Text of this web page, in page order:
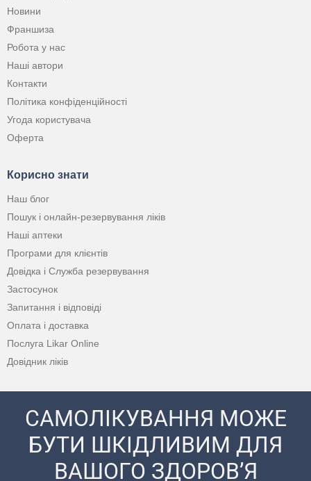
Новини
Франшиза
Робота у нас
Наші автори
Контакти
Політика конфіденційності
Угода користувача
Оферта
Корисно знати
Наш блог
Пошук і онлайн-резервування ліків
Наші аптеки
Програми для клієнтів
Довідка і Служба резервування
Застосунок
Запитання і відповіді
Оплата і доставка
Послуга Likar Online
Довідник ліків
САМОЛІКУВАННЯ МОЖЕ
БУТИ ШКІДЛИВИМ ДЛЯ
ВАШОГО ЗДОРОВ’Я